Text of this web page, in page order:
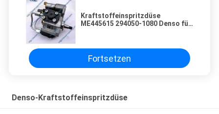
Kraftstoffeinspritzdüse
ME445615 294050-1080 Denso für
Fortsetzen
Denso-Kraftstoffeinspritzdüse